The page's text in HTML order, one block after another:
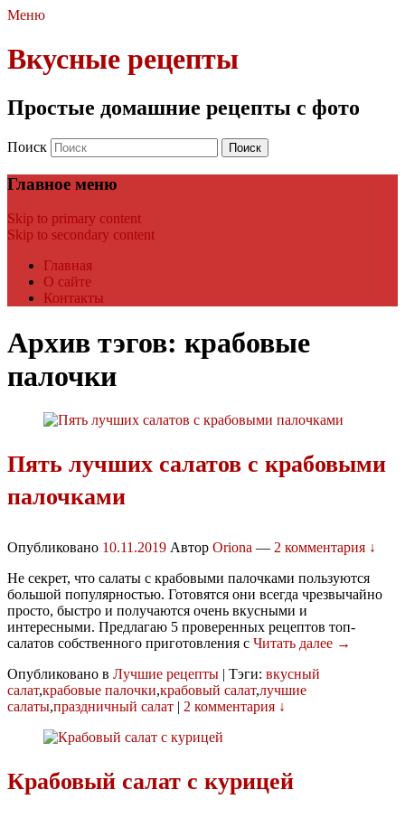
Меню
Вкусные рецепты
Простые домашние рецепты с фото
Поиск
Главное меню
Skip to primary content
Skip to secondary content
Главная
О сайте
Контакты
Архив тэгов: крабовые
палочки
Пять лучших салатов с крабовыми
палочками
Опубликовано 10.11.2019 Автор Oriona — 2 комментария ↓
Не секрет, что салаты с крабовыми палочками пользуются
большой популярностью. Готовятся они всегда чрезвычайно
просто, быстро и получаются очень вкусными и
интересными. Предлагаю 5 проверенных рецептов топ-
салатов собственного приготовления с Читать далее →
Опубликовано в Лучшие рецепты | Тэги: вкусный
салат,крабовые палочки,крабовый салат,лучшие
салаты,праздничный салат | 2 комментария ↓
Крабовый салат с курицей